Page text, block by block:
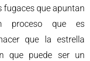
fugaces que apuntan
proceso que es
que la estrella
que puede ser un